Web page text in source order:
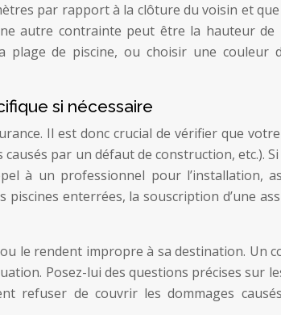
par rapport à la clôture du voisin et
autre contrainte peut être la hauteur
de piscine, ou choisir une couleur
si nécessaire
Il est donc crucial de vérifier que
par un défaut de construction, etc.).
à un professionnel pour l’installation,
enterrées, la souscription d’une
le rendent impropre à sa destination. Un
Posez-lui des questions précises sur
refuser de couvrir les dommages